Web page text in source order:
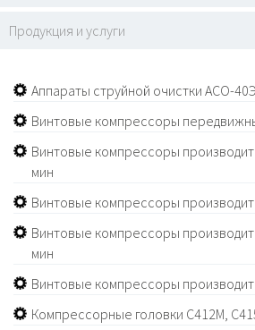
Продукция и услуги
Аппараты струйной очистки АСО-
Винтовые компрессоры
Винтовые компрессоры
мин
Винтовые компрессоры
Винтовые компрессоры
мин
Винтовые компрессоры
Компрессорные головки С412М,